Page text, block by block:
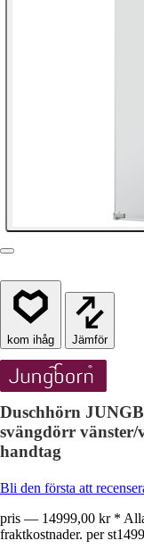
Jämför
Duschhörn
svängdörr vänster/
handtag
Bli den första att
pris — 14999,00 kr *
fraktkostnader. per st